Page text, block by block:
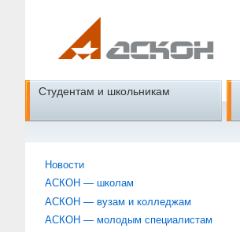
Студентам и школьникам
Новости
АСКОН — школам
АСКОН — вузам и колледжам
АСКОН — молодым специалистам